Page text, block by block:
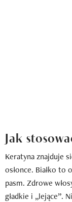
Jak
Keratyna znajduje
osłonce. Białko to
pasm. Zdrowe
gładkie i „lejące”.